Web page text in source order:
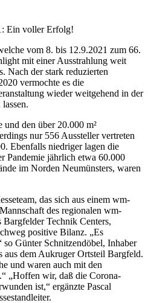
Ein voller Erfolg!
vom 8. bis 12.9.2021 zum 66.
mit einer Ausstrahlung weit
Nach der stark reduzierten
vermochte es die
wieder weitgehend in der
und den über 20.000 m²
nur 556 Aussteller vertreten
Ebenfalls niedriger lagen die
Pandemie jährlich etwa 60.000
im Norden Neumünsters, waren
das sich aus einem wm-
des regionalen wm-
Technik Centers,
positive Bilanz. „Es
Günter Schnitzendöbel, Inhaber
aus dem Aukruger Ortsteil Bargfeld.
und waren auch mit den
„Hoffen wir, daß die Corona-
ist,“ ergänzte Pascal